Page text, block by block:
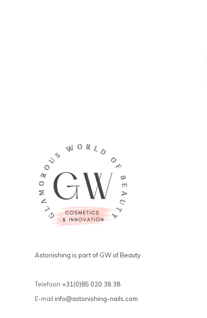
Astonishing is part of GW of Beauty
Telefoon +31(0)85 020 38 38
E-mail info@astonishing-nails.com